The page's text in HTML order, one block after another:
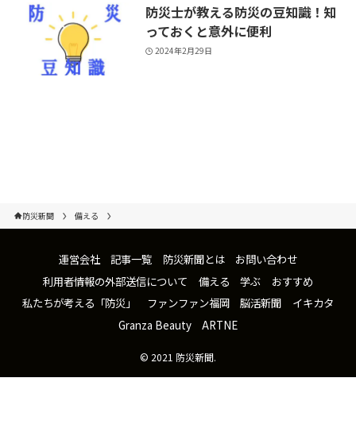
防災士が教える防災の豆知識！知
っておくと意外に便利
2024年2月29日
防災新聞 備える
運営会社 記事一覧 防災新聞とは
お問い合わせ
利用者情報の外部送信について
備える 学ぶ
おすすめ
私たちが考える「防災」
ファンファン福岡 脳活新聞
イキカタ
Granza Beauty
ARTNE
© 2021 防災新聞.